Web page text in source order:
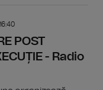
POST
- Radio